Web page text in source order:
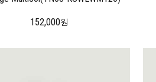
152,000원